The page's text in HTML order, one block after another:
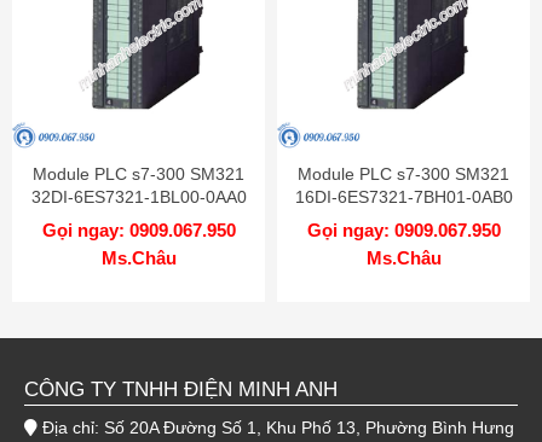
Module PLC s7-300 SM321
32DI-6ES7321-1BL00-0AA0
Gọi ngay: 0909.067.950
Ms.Châu
Module PLC s7-300 SM321
16DI-6ES7321-7BH01-0AB0
Gọi ngay: 0909.067.950
Ms.Châu
CÔNG TY TNHH ĐIỆN MINH ANH
Địa chỉ: Số 20A Đường Số 1, Khu Phố 13, Phường Bình Hưng